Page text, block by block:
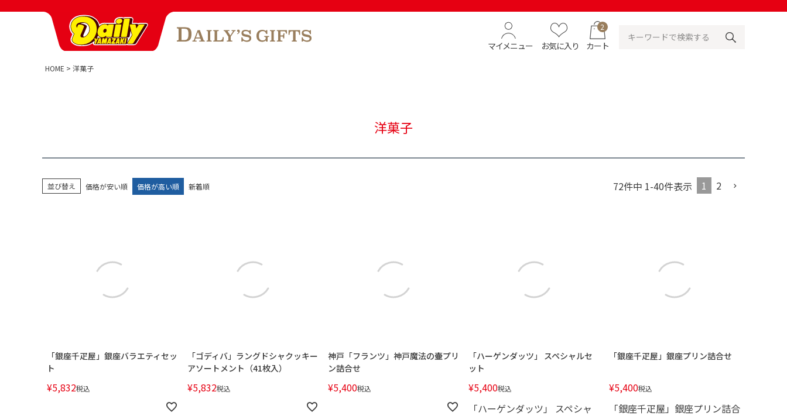
マイメニュー お気に入り
2
カート
HOME 洋菓子
洋菓子
並び替え 価格が安い順 価格が高い順 新着順 72件中 1-40件表示 1 2
「銀座千疋屋」銀座バラエティセッ
ト
¥5,832税込
「ゴディバ」ラングドシャクッキー
アソートメント（41枚入）
¥5,832税込
神戸「フランツ」神戸魔法の壷プリ
ン詰合せ
¥5,400税込
「ハーゲンダッツ」 スペシャルセ
ット
¥5,400税込
「ハーゲンダッツ」 スペシャ
「銀座千疋屋」銀座プリン詰合せ
¥5,400税込
「銀座千疋屋」銀座プリン詰合